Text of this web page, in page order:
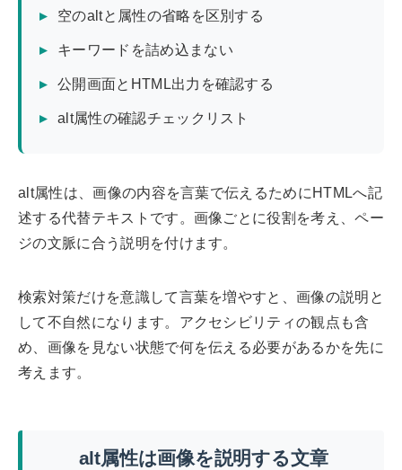
空のaltと属性の省略を区別する
キーワードを詰め込まない
公開画面とHTML出力を確認する
alt属性の確認チェックリスト
alt属性は、画像の内容を言葉で伝えるためにHTMLへ記
述する代替テキストです。画像ごとに役割を考え、ペー
ジの文脈に合う説明を付けます。
検索対策だけを意識して言葉を増やすと、画像の説明と
して不自然になります。アクセシビリティの観点も含
め、画像を見ない状態で何を伝える必要があるかを先に
考えます。
alt属性は画像を説明する文章